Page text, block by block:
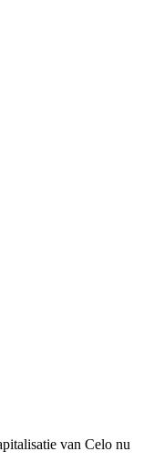
van Celo nu